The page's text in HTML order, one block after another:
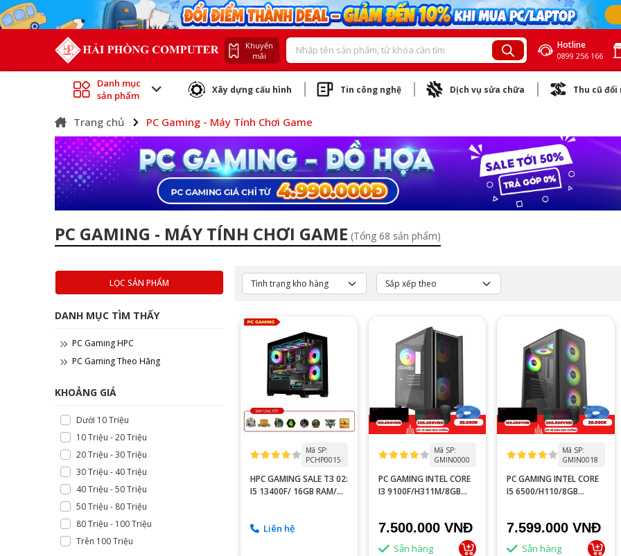
Khuyến
mãi
Hotline
0899 256 166
Danh mục
sản phẩm
Xây dựng cấu hình Tin công nghệ Dịch vụ sửa chữa Thu cũ đổi
Trang chủ PC Gaming - Máy Tính Chơi Game
PC GAMING - MÁY TÍNH CHƠI GAME (Tổng 68 sản phẩm)
LỌC SẢN PHẨM
DANH MỤC TÌM THẤY
PC Gaming HPC
PC Gaming Theo Hãng
KHOẢNG GIÁ
Dưới 10 Triệu
10 Triệu - 20 Triệu
20 Triệu - 30 Triệu
30 Triệu - 40 Triệu
40 Triệu - 50 Triệu
50 Triệu - 80 Triệu
80 Triệu - 100 Triệu
Trên 100 Triệu
Mã SP:
PCHP0015
HPC GAMING SALE T3 02:
I5 13400F/ 16GB RAM/
Liên hệ
Mã SP:
GMIN0000
PC GAMING INTEL CORE
I3 9100F/H311M/8GB
7.500.000 VNĐ
Sẵn hàng
Mã SP:
GMIN0018
PC GAMING INTEL CORE
I5 6500/H110/8GB
7.599.000 VNĐ
Sẵn hàng